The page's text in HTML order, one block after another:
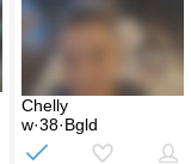
Chelly
w·38·Bgld